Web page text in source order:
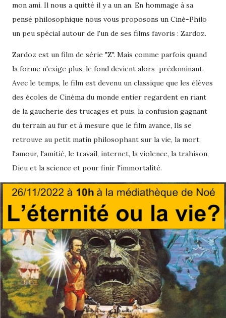
mon ami. Il nous a quitté il y a un an. En hommage à sa
pensé philosophique nous vous proposons un Ciné-Philo
un peu spécial autour de l'un de ses films favoris : Zardoz.
Zardoz est un film de série "Z". Mais comme parfois quand
la forme n'exige plus, le fond devient alors prédominant.
Avec le temps, le film est devenu un classique que les élèves
des écoles de Cinéma du monde entier regardent en riant
de la gaucherie des trucages et puis, la confusion gagnant
du terrain au fur et à mesure que le film avance, Ils se
retrouve au petit matin philosophant sur la vie, la mort,
l'amour, l'amitié, le travail, internet, la violence, la trahison,
Dieu et la science et pour finir l'immortalité.